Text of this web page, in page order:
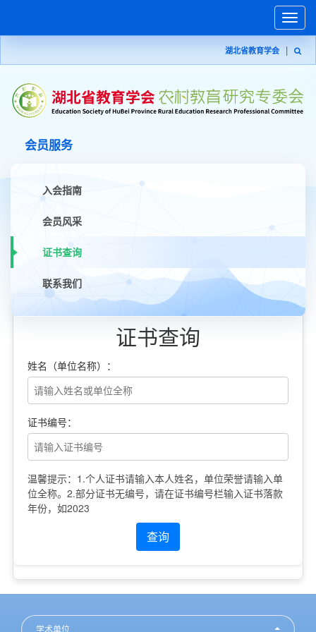
湖北省教育学会 |
Toggle
会员服务
入会指南
会员风采
证书查询
联系我们
证书查询
姓名（单位名称）：
证书编号：
温馨提示：1.个人证书请输入本人姓名，单位荣誉请输入单
位全称。2.部分证书无编号，请在证书编号栏输入证书落款
年份，如2023
查询
学术单位